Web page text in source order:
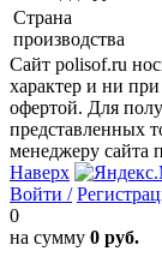
Страна
производства
Сайт polisof.ru
характер и ни
офертой. Для
представленных
менеджеру сайта
Наверх
Войти /
0
на сумму 0 руб.